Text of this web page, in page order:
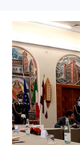
Firmato a